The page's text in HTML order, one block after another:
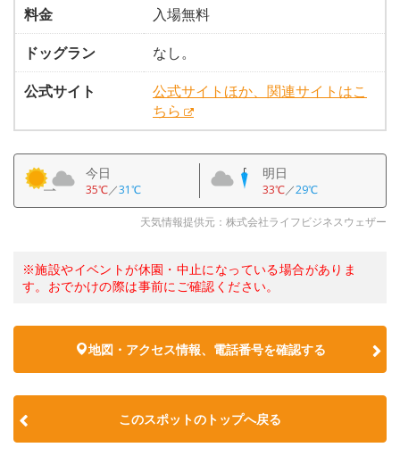
料金
入場無料
ドッグラン
なし。
公式サイト
公式サイトほか、関連サイトはこ
ちら
今日
35℃／31℃
明日
33℃／29℃
天気情報提供元：株式会社ライフビジネスウェザー
※施設やイベントが休園・中止になっている場合がありま
す。おでかけの際は事前にご確認ください。
地図・アクセス情報、電話番号を確認する
このスポットのトップへ戻る